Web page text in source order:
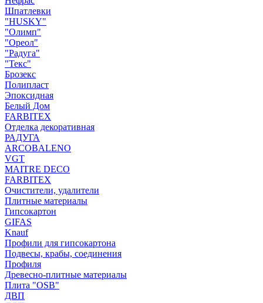
Шпатлевки
"HUSKY"
"Олимп"
"Ореол"
"Радуга"
"Текс"
Брозекс
Полипласт
Эпоксидная
Белый Дом
FARBITEX
Отделка декоративная
РАДУГА
ARCOBALENO
VGT
MAITRE DECO
FARBITEX
Очистители, удалители
Плитные материалы
Гипсокартон
GIFAS
Knauf
Профили для гипсокартона
Подвесы, крабы, соединения
Профиля
Древесно-плитные материалы
Плита "OSB"
ДВП